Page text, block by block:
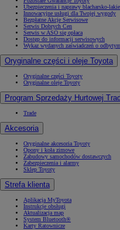
Ubezpieczenia i naprawy blacharsko-
Innowacyjne usługi dla Twojej wygody
Bezpłatne Akcje Serwisowe
Serwis Dobrych Cen
Serwis w ASO się opłaca
Dostęp do informacji serwisowych
Wykaz wydanych zaświadczeń o
Oryginalne części i oleje Toyota
Oryginalne części Toyoty
Oryginalne oleje Toyoty
Program Sprzedaży Hurtowej
Trade
Akcesoria
Oryginalne akcesoria Toyoty
Opony i koła zimowe
Zabudowy samochodów dostawczych
Zabezpieczenia i alarmy
Sklep Toyoty
Strefa klienta
Aplikacja MyToyota
Instrukcje obsługi
Aktualizacja map
System Bluetooth®
Karty Ratownicze